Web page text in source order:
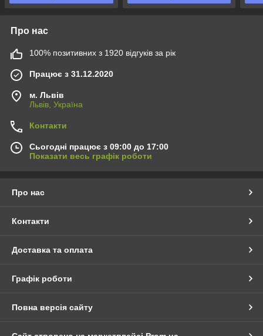
Про нас
100% позитивних з 1920 відгуків за рік
Працює з 31.12.2020
м. Львів
Львів, Україна
Контакти
Сьогодні працює з 09:00 до 17:00
Показати весь графік роботи
Про нас
Контакти
Доставка та оплата
Графік роботи
Повна версія сайту